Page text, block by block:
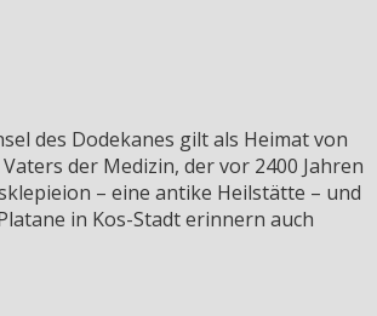
des Dodekanes gilt als Heimat von
der Medizin, der vor 2400 Jahren
– eine antike Heilstätte – und
in Kos-Stadt erinnern auch